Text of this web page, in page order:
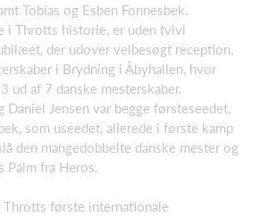
Tobias og Esben Fonnesbek.
i Throtts historie, er uden tvivl
der udover velbesøgt reception,
i Brydning i Åbyhallen, hvor
ud af 7 danske mesterskaber.
Daniel Jensen var begge førsteseedet,
som useedet, allerede i første kamp
den mangedobbelte danske mester og
Palm fra Heros.
Throtts første internationale